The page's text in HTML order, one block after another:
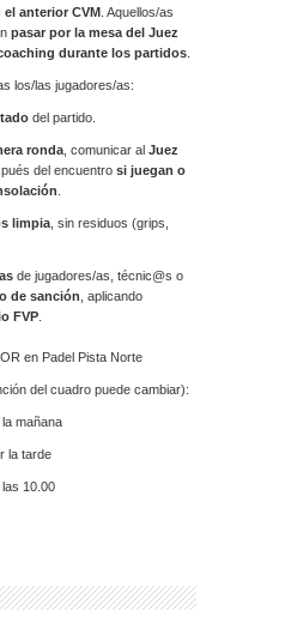
anterior CVM . Aquellos/as
pasar por la mesa del Juez
durante los partidos
los/las jugadores/as:
del partido.
ronda , comunicar al Juez
del encuentro si juegan o
limpia , sin residuos (grips,
de jugadores/as, técnic@s o
de sanción , aplicando
FVP
en Padel Pista Norte
del cuadro puede cambiar):
mañana
la tarde
10.00